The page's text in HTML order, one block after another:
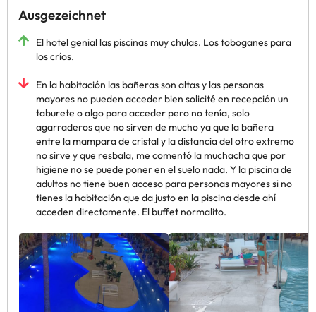
Ausgezeichnet
El hotel genial las piscinas muy chulas. Los toboganes para
los críos.
En la habitación las bañeras son altas y las personas
mayores no pueden acceder bien solicité en recepción un
taburete o algo para acceder pero no tenía, solo
agarraderos que no sirven de mucho ya que la bañera
entre la mampara de cristal y la distancia del otro extremo
no sirve y que resbala, me comentó la muchacha que por
higiene no se puede poner en el suelo nada. Y la piscina de
adultos no tiene buen acceso para personas mayores si no
tienes la habitación que da justo en la piscina desde ahí
acceden directamente. El buffet normalito.